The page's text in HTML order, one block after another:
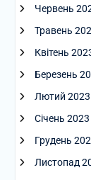
Червень
Травень
Квітень
Березень
Лютий 2023
Січень 2023
Грудень
Листопад